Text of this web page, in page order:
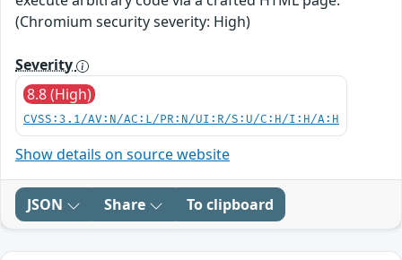
(Chromium security severity: High)
Severity
8.8 (High)
CVSS:3.1/AV:N/AC:L/PR:N/UI:R/S:U/C:H/I:H/A:H
Show details on source website
JSON Share To clipboard